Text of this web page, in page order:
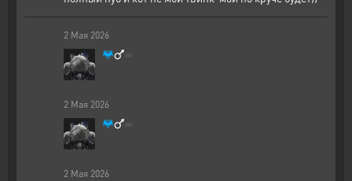
2 Мая 2026
2 Мая 2026
2 Мая 2026